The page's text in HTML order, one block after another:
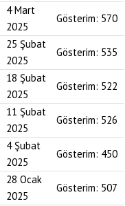
4 Mart
2025
Gösterim: 570
25 Şubat
2025
Gösterim: 535
18 Şubat
2025
Gösterim: 522
11 Şubat
2025
Gösterim: 526
4 Şubat
2025
Gösterim: 450
28 Ocak
2025
Gösterim: 507